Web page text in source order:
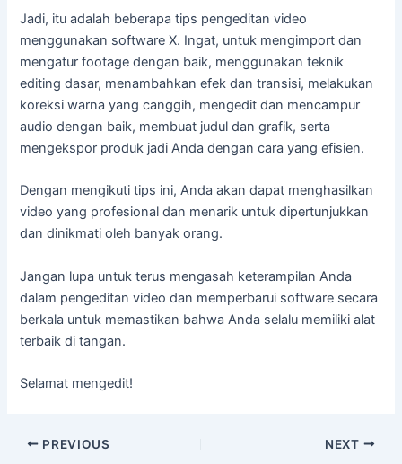
Jadi, itu adalah beberapa tips pengeditan video
menggunakan software X. Ingat, untuk mengimport dan
mengatur footage dengan baik, menggunakan teknik
editing dasar, menambahkan efek dan transisi, melakukan
koreksi warna yang canggih, mengedit dan mencampur
audio dengan baik, membuat judul dan grafik, serta
mengekspor produk jadi Anda dengan cara yang efisien.
Dengan mengikuti tips ini, Anda akan dapat menghasilkan
video yang profesional dan menarik untuk dipertunjukkan
dan dinikmati oleh banyak orang.
Jangan lupa untuk terus mengasah keterampilan Anda
dalam pengeditan video dan memperbarui software secara
berkala untuk memastikan bahwa Anda selalu memiliki alat
terbaik di tangan.
Selamat mengedit!
Post
PREVIOUS NEXT